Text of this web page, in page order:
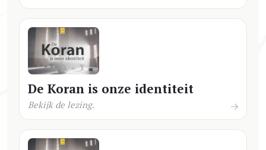
De Koran is onze identiteit
Bekijk de lezing.